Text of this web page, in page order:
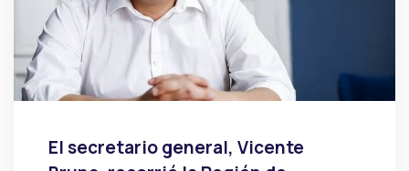
El secretario general, Vicente